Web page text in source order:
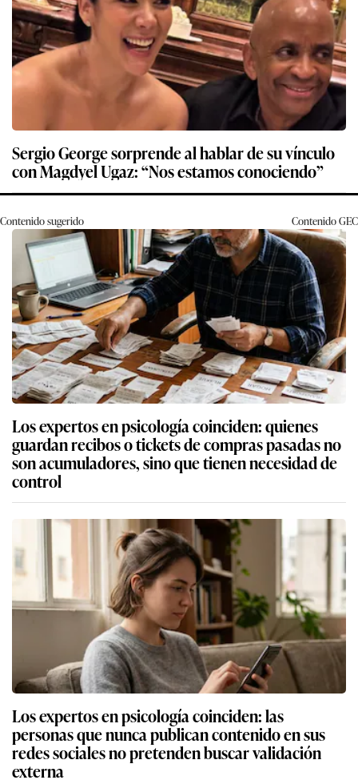
Sergio George sorprende al hablar de su vínculo
con Magdyel Ugaz: “Nos estamos conociendo”
Contenido sugerido ContenidoGEC
Los expertos en psicología coinciden: quienes
guardan recibos o tickets de compras pasadas no
son acumuladores, sino que tienen necesidad de
control
Los expertos en psicología coinciden: las
personas que nunca publican contenido en sus
redes sociales no pretenden buscar validación
externa